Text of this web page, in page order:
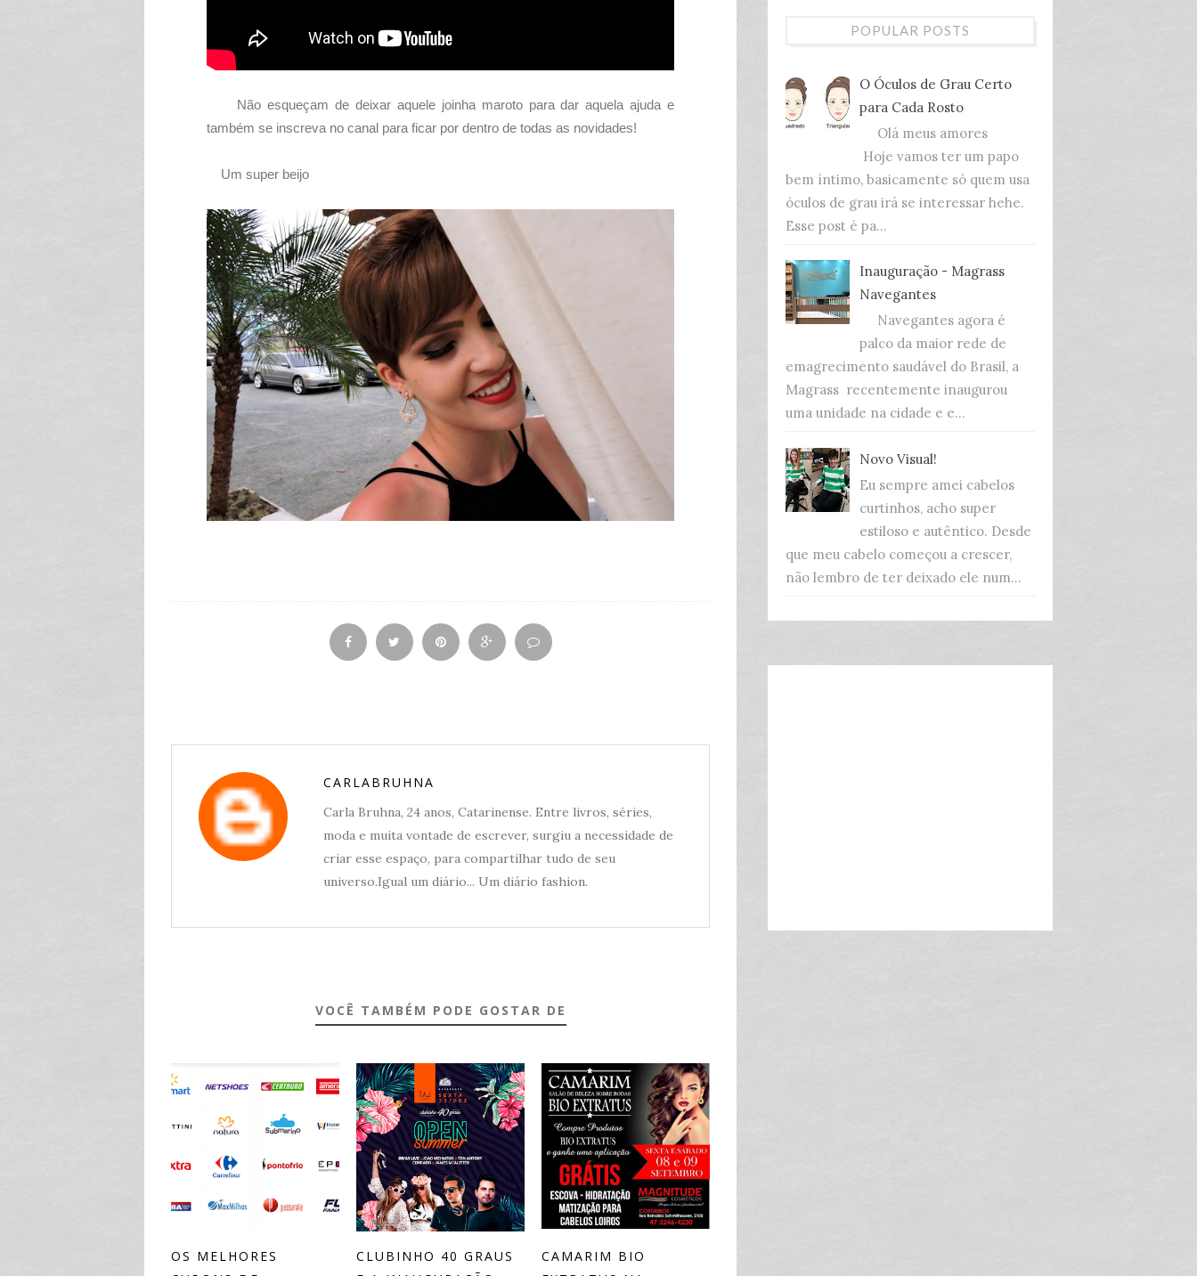
Não esqueçam de deixar aquele joinha maroto para dar aquela ajuda e
também se inscreva no canal para ficar por dentro de todas as novidades!
Um super beijo
CARLABRUHNA
Carla Bruhna, 24 anos, Catarinense. Entre livros, séries,
moda e muita vontade de escrever, surgiu a necessidade de
criar esse espaço, para compartilhar tudo de seu
universo.Igual um diário... Um diário fashion.
VOCÊ TAMBÉM PODE GOSTAR DE
OS MELHORES
CLUBINHO 40 GRAUS
CAMARIM BIO
POPULAR POSTS
O Óculos de Grau Certo
para Cada Rosto
Olá meus amores
Hoje vamos ter um papo
bem íntimo, basicamente só quem usa
óculos de grau irá se interessar hehe.
Esse post é pa...
Inauguração - Magrass
Navegantes
Navegantes agora é
palco da maior rede de
emagrecimento saudável do Brasil, a
Magrass recentemente inaugurou
uma unidade na cidade e e...
Novo Visual!
Eu sempre amei cabelos
curtinhos, acho super
estiloso e autêntico. Desde
que meu cabelo começou a crescer,
não lembro de ter deixado ele num...